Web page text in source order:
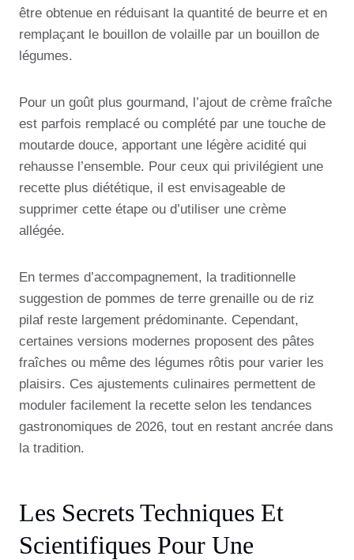
être obtenue en réduisant la quantité de beurre et en
remplaçant le bouillon de volaille par un bouillon de
légumes.
Pour un goût plus gourmand, l’ajout de crème fraîche
est parfois remplacé ou complété par une touche de
moutarde douce, apportant une légère acidité qui
rehausse l’ensemble. Pour ceux qui privilégient une
recette plus diététique, il est envisageable de
supprimer cette étape ou d’utiliser une crème
allégée.
En termes d’accompagnement, la traditionnelle
suggestion de pommes de terre grenaille ou de riz
pilaf reste largement prédominante. Cependant,
certaines versions modernes proposent des pâtes
fraîches ou même des légumes rôtis pour varier les
plaisirs. Ces ajustements culinaires permettent de
moduler facilement la recette selon les tendances
gastronomiques de 2026, tout en restant ancrée dans
la tradition.
Les Secrets Techniques Et
Scientifiques Pour Une